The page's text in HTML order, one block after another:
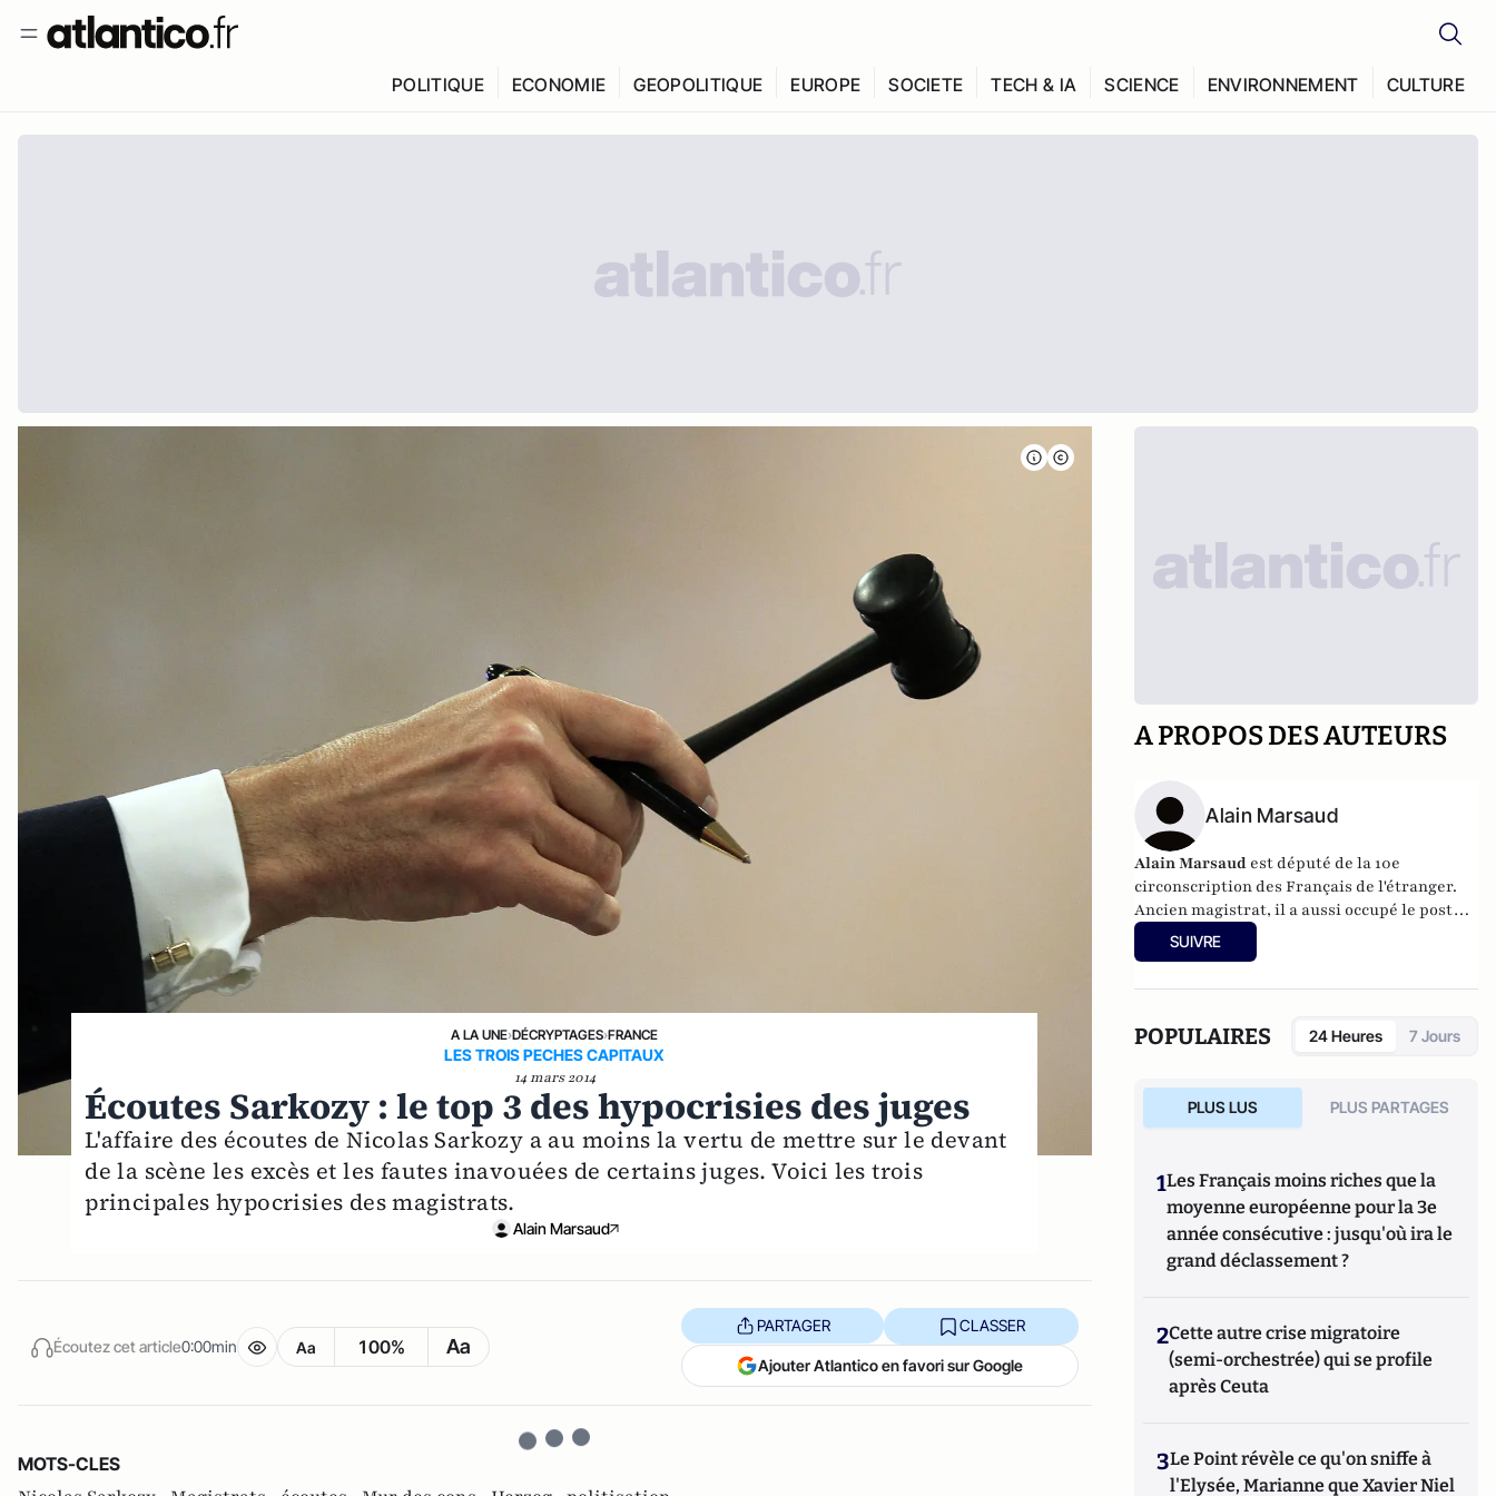
POLITIQUE ECONOMIE GEOPOLITIQUE EUROPE SOCIETE TECH & IA SCIENCE ENVIRONNEMENT CULTURE
A LA UNE›DÉCRYPTAGES›FRANCE
LES TROIS PECHES CAPITAUX
14 mars 2014
Écoutes Sarkozy : le top 3 des hypocrisies des juges
L'affaire des écoutes de Nicolas Sarkozy a au moins la vertu de mettre sur le devant
de la scène les excès et les fautes inavouées de certains juges. Voici les trois
principales hypocrisies des magistrats.
Alain Marsaud
Écoutez cet article0:00min Aa 100% Aa
PARTAGER CLASSER
Ajouter Atlantico en favori sur Google
MOTS-CLES
A PROPOS DES AUTEURS
Alain Marsaud
Alain Marsaud est député de la 10e
circonscription des Français de l'étranger.
Ancien magistrat, il a aussi occupé le poste
de chef du Service central de lutte
antiterroriste au Parquet de Paris.
SUIVRE
POPULAIRES 24 Heures 7 Jours
PLUS LUS PLUS PARTAGES
1Les Français moins riches que la
moyenne européenne pour la 3e
année consécutive : jusqu'où ira le
grand déclassement ?
2Cette autre crise migratoire
(semi-orchestrée) qui se profile
après Ceuta
3Le Point révèle ce qu'on sniffe à
l'Elysée, Marianne que Xavier Niel